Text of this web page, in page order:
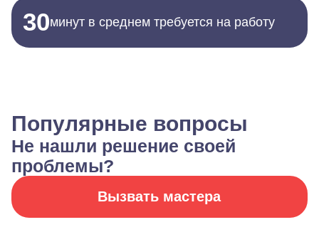
30минут в среднем требуется на работу
Популярные вопросы
Не нашли решение своей
проблемы?
Вызвать мастера